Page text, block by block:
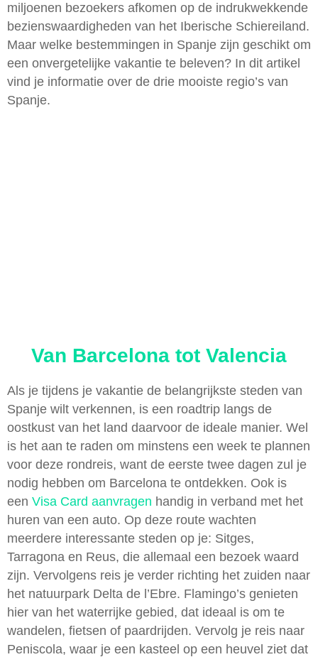
miljoenen bezoekers afkomen op de indrukwekkende
bezienswaardigheden van het Iberische Schiereiland.
Maar welke bestemmingen in Spanje zijn geschikt om
een onvergetelijke vakantie te beleven? In dit artikel
vind je informatie over de drie mooiste regio’s van
Spanje.
Van Barcelona tot Valencia
Als je tijdens je vakantie de belangrijkste steden van
Spanje wilt verkennen, is een roadtrip langs de
oostkust van het land daarvoor de ideale manier. Wel
is het aan te raden om minstens een week te plannen
voor deze rondreis, want de eerste twee dagen zul je
nodig hebben om Barcelona te ontdekken. Ook is
een Visa Card aanvragen handig in verband met het
huren van een auto. Op deze route wachten
meerdere interessante steden op je: Sitges,
Tarragona en Reus, die allemaal een bezoek waard
zijn. Vervolgens reis je verder richting het zuiden naar
het natuurpark Delta de l’Ebre. Flamingo’s genieten
hier van het waterrijke gebied, dat ideaal is om te
wandelen, fietsen of paardrijden. Vervolg je reis naar
Peniscola, waar je een kasteel op een heuvel ziet dat